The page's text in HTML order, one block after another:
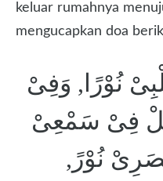
keluar rumahnya
mengucapkan doa
نُوْرًا, وَفِىْ
فِىْ سَمْعِىْ
نُوْرً,